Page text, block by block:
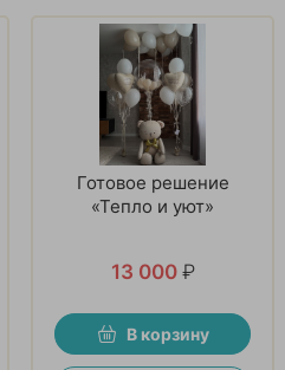
Готовое решение
«Тепло и уют»
13 000 ₽
В корзину